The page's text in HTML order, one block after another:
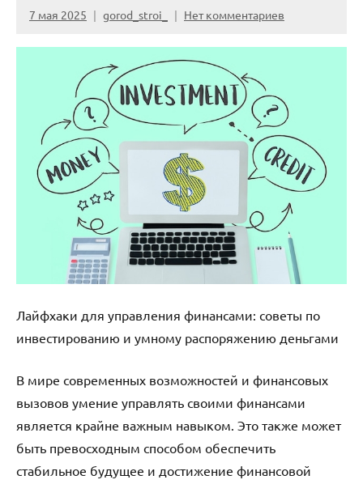
7 мая 2025 gorod_stroi_ Нет комментариев
Лайфхаки для управления финансами: советы по
инвестированию и умному распоряжению деньгами
В мире современных возможностей и финансовых
вызовов умение управлять своими финансами
является крайне важным навыком. Это также может
быть превосходным способом обеспечить
стабильное будущее и достижение финансовой